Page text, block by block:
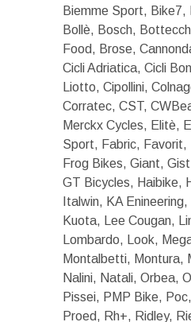
Biemme Sport, Bike7,
Bollè, Bosch,
Food, Brose,
Cicli Adriatica, Cicli
Liotto, Cipollini,
Corratec, CST,
Merckx Cycles, Elitè,
Sport, Fabric, Favorit,
Frog Bikes, Giant,
GT Bicycles, Haibike,
Italwin, KA
Kuota, Lee Cougan,
Lombardo, Look,
Montalbetti, Montura,
Nalini, Natali, Orbea,
Pissei, PMP Bike,
Proed, Rh+, Ridley,